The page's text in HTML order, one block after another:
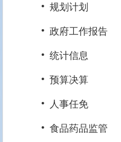
· 规划计划
· 政府工作报告
· 统计信息
· 预算决算
· 人事任免
· 食品药品监管